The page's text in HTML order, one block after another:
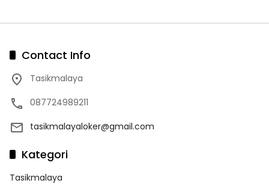
Contact Info
Tasikmalaya
087724989211
tasikmalayaloker@gmail.com
Kategori
Tasikmalaya